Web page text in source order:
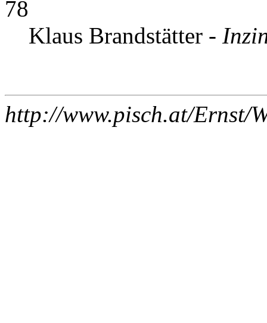
78
Klaus Brandstätter -
http://www.pisch.at/Ernst/